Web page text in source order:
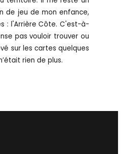
de jeu de mon enfance,
: l'Arrière Côte. C'est-à-
pas vouloir trouver ou
sur les cartes quelques
rien de plus.